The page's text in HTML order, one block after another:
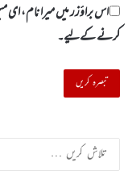
اس براؤزر میں میرا نام،
کرنے کےلیے۔